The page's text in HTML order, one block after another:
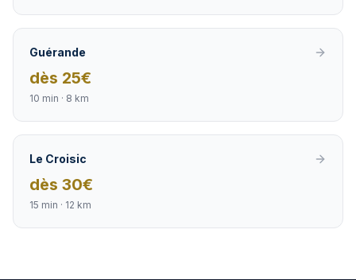
Guérande
dès 25€
10 min · 8 km
Le Croisic
dès 30€
15 min · 12 km